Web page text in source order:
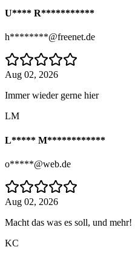
U**** R***********
h********@freenet.de
Aug 02, 2026
Immer wieder gerne hier
LM
L***** M************
o*****@web.de
Aug 02, 2026
Macht das was es soll, und mehr!
KC